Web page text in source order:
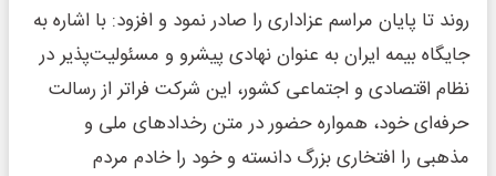
روند تا پایان مراسم عزاداری را صادر نمود و افزود: با اشاره به
جایگاه بیمه ایران به عنوان نهادی پیشرو و مسئولیت‌پذیر در
نظام اقتصادی و اجتماعی کشور، این شرکت فراتر از رسالت
حرفه‌ای خود، همواره حضور در متن رخدادهای ملی و
مذهبی را افتخاری بزرگ دانسته و خود را خادم مردم